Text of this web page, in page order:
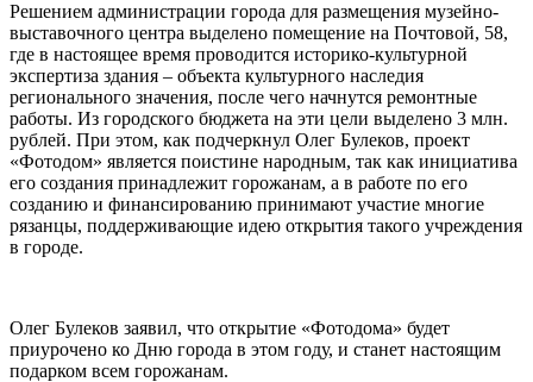
Решением администрации города для размещения музейно-
выставочного центра выделено помещение на Почтовой, 58,
где в настоящее время проводится историко-культурной
экспертиза здания – объекта культурного наследия
регионального значения, после чего начнутся ремонтные
работы. Из городского бюджета на эти цели выделено 3 млн.
рублей. При этом, как подчеркнул Олег Булеков, проект
«Фотодом» является поистине народным, так как инициатива
его создания принадлежит горожанам, а в работе по его
созданию и финансированию принимают участие многие
рязанцы, поддерживающие идею открытия такого учреждения
в городе.
Олег Булеков заявил, что открытие «Фотодома» будет
приурочено ко Дню города в этом году, и станет настоящим
подарком всем горожанам.